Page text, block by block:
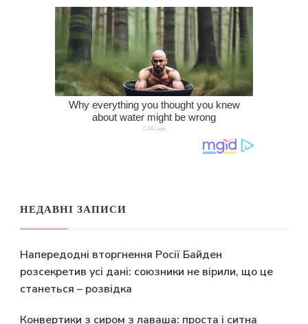
НЕДАВНІ ЗАПИСИ
Напередодні вторгнення Росії Байден
розсекретив усі дані: союзники не вірили, що це
станеться – розвідка
Конвертики з сиром з лаваша: проста і ситна